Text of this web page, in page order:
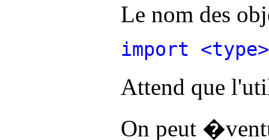
Le nom des
import
Attend que
On peut